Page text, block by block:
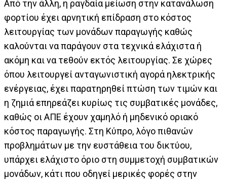
Από την άλλη, η ραγδαία μείωση στην κατανάλωση
φορτίου έχει αρνητική επίδραση στο κόστος
λειτουργίας των μονάδων παραγωγής καθώς
καλούνται να παράγουν στα τεχνικά ελάχιστα ή
ακόμη και να τεθούν εκτός λειτουργίας. Σε χώρες
όπου λειτουργεί ανταγωνιστική αγορά ηλεκτρικής
ενέργειας, έχει παρατηρηθεί πτώση των τιμών και
η ζημιά επηρεάζει κυρίως τις συμβατικές μονάδες,
καθώς οι ΑΠΕ έχουν χαμηλό ή μηδενικό οριακό
κόστος παραγωγής. Στη Κύπρο, λόγο πιθανών
προβλημάτων με την ευστάθεια του δικτύου,
υπάρχει ελάχιστο όριο στη συμμετοχή συμβατικών
μονάδων, κάτι που οδηγεί μερικές φορές στην